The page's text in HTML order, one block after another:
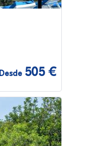
Desde 505 €